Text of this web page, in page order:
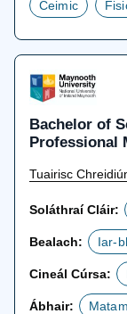
Ceimic
Bachelor of
Professional
Tuairisc
Soláthraí Cláir:
Bealach: Iar-
Cineál Cúrsa:
Ábhair: